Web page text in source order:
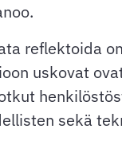
reflektoida
uskovat
sekä